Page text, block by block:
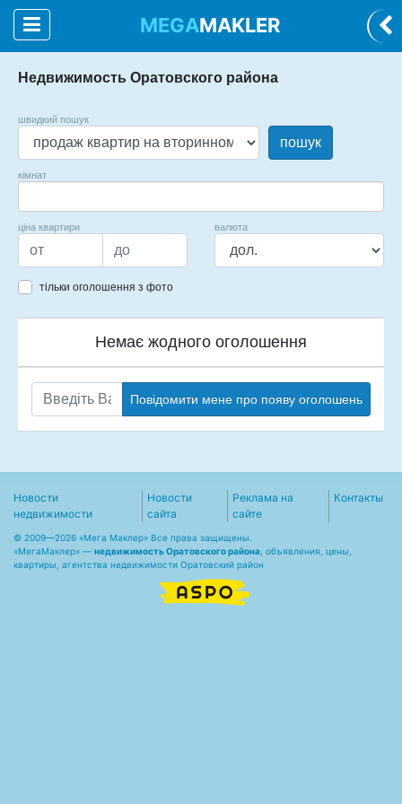
MEGAMAKLER
Недвижимость Оратовского района
швидкий пошук
пошук
кімнат
ціна квартири валюта
тільки оголошення з фото
Немає жодного оголошення
Повідомити мене про появу оголошень
Новости
недвижимости
Новости
сайта
Реклама на
сайте
Контакты
© 2009—2026 «Мега Маклер» Все права защищены.
«МегаМаклер» — недвижимость Оратовского района , объявления, цены,
квартиры, агентства недвижимости Оратовский район